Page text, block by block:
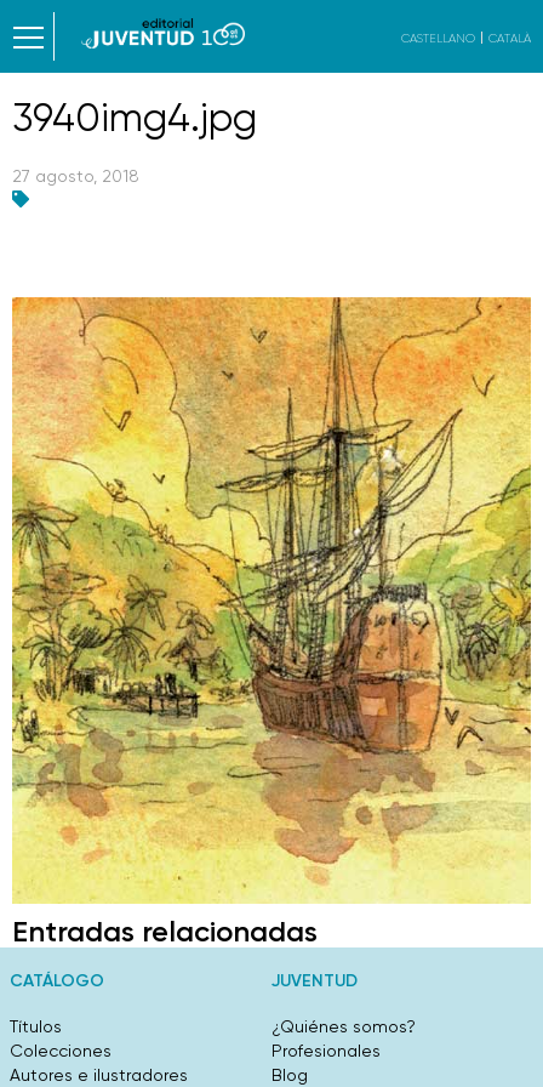
CASTELLANO CATALÀ
3940img4.jpg
27 agosto, 2018
Entradas relacionadas
CATÁLOGO
Títulos
Colecciones
Autores e ilustradores
JUVENTUD
¿Quiénes somos?
Profesionales
Blog